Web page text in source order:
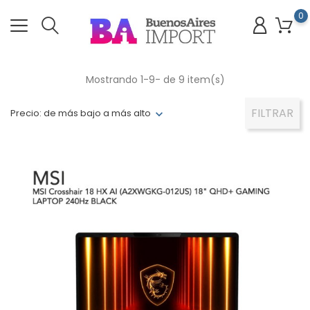
0
Precio: de más bajo a más alto FILTRAR
Mostrando 1-9- de 9 item(s)